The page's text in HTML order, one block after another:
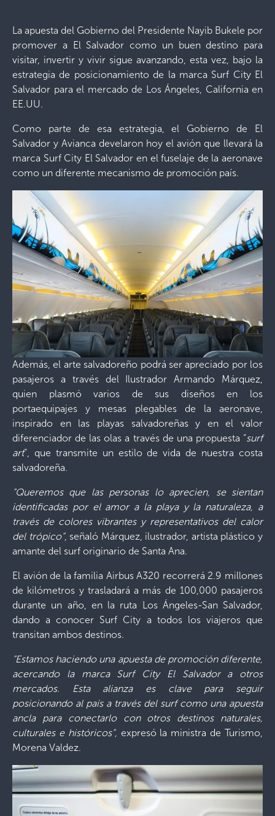
La apuesta del Gobierno del Presidente Nayib Bukele por
promover a El Salvador como un buen destino para
visitar, invertir y vivir sigue avanzando, esta vez, bajo la
estrategia de posicionamiento de la marca Surf City El
Salvador para el mercado de Los Ángeles, California en
EE.UU.
Como parte de esa estrategia, el Gobierno de El
Salvador y Avianca develaron hoy el avión que llevará la
marca Surf City El Salvador en el fuselaje de la aeronave
como un diferente mecanismo de promoción país.
Además, el arte salvadoreño podrá ser apreciado por los
pasajeros a través del Ilustrador Armando Márquez,
quien plasmó varios de sus diseños en los
portaequipajes y mesas plegables de la aeronave,
inspirado en las playas salvadoreñas y en el valor
diferenciador de las olas a través de una propuesta “surf
art”, que transmite un estilo de vida de nuestra costa
salvadoreña.
“Queremos que las personas lo aprecien, se sientan
identificadas por el amor a la playa y la naturaleza, a
través de colores vibrantes y representativos del calor
del trópico”, señaló Márquez, ilustrador, artista plástico y
amante del surf originario de Santa Ana.
El avión de la familia Airbus A320 recorrerá 2.9 millones
de kilómetros y trasladará a más de 100,000 pasajeros
durante un año, en la ruta Los Ángeles-San Salvador,
dando a conocer Surf City a todos los viajeros que
transitan ambos destinos.
“Estamos haciendo una apuesta de promoción diferente,
acercando la marca Surf City El Salvador a otros
mercados. Esta alianza es clave para seguir
posicionando al país a través del surf como una apuesta
ancla para conectarlo con otros destinos naturales,
culturales e históricos”, expresó la ministra de Turismo,
Morena Valdez.